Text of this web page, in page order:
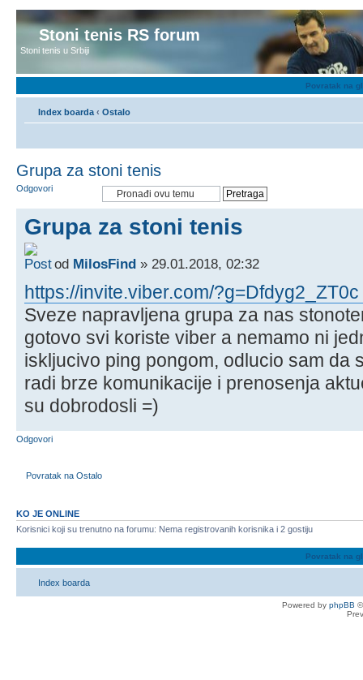
Stoni tenis RS forum
Stoni tenis u Srbiji
Povratak na
Index boarda ‹ Ostalo
Grupa za stoni tenis
Odgovori
Grupa za stoni tenis
od MilosFind » 29.01.2018, 02:32
https://invite.viber.com/
Sveze napravljena grupa za nas
gotovo svi koriste viber a nemamo ni
iskljucivo ping pongom, odlucio sam da
radi brze komunikacije i prenosenja
su dobrodosli =)
Odgovori
Povratak na Ostalo
KO JE ONLINE
Korisnici koji su trenutno na forumu: Nema registrovanih korisnika i 2 gostiju
Povratak na
Index boarda
Powered by phpBB